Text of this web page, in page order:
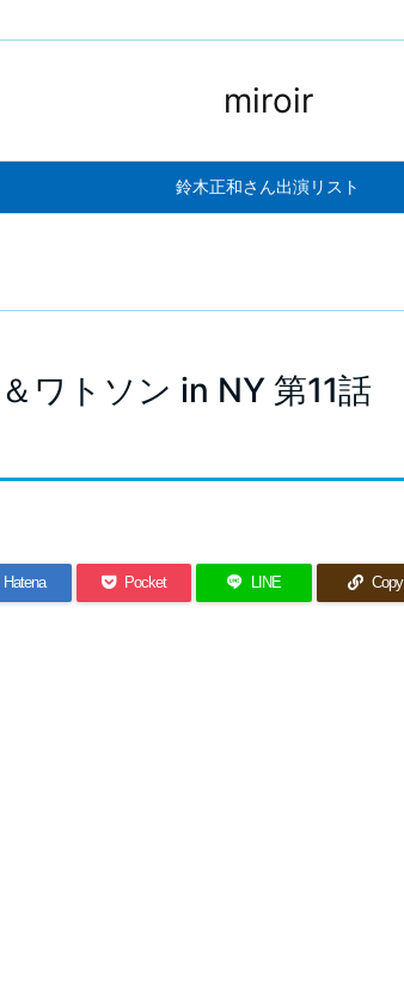
miroir
鈴木正和さん出演リスト
ワトソン in NY 第11話
Hatena Pocket LINE Copy